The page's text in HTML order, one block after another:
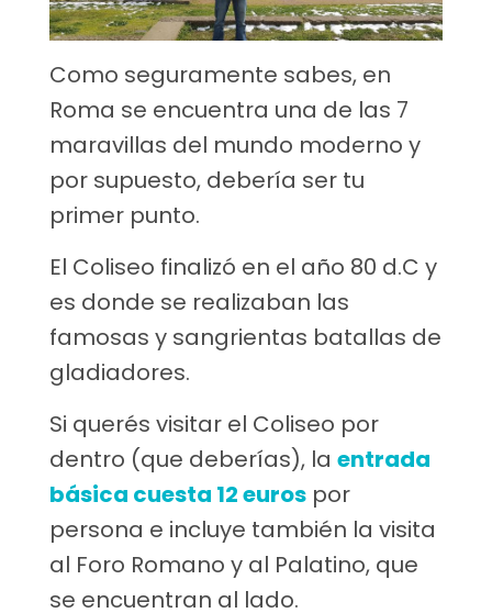
Como seguramente sabes, en
Roma se encuentra una de las 7
maravillas del mundo moderno y
por supuesto, debería ser tu
primer punto.
El Coliseo finalizó en el año 80 d.C y
es donde se realizaban las
famosas y sangrientas batallas de
gladiadores.
Si querés visitar el Coliseo por
dentro (que deberías), la entrada
básica cuesta 12 euros por
persona e incluye también la visita
al Foro Romano y al Palatino, que
se encuentran al lado.